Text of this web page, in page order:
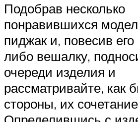
Подобрав несколько
понравившихся
пиджак и, повесив
либо вешалку,
очереди изделия и
рассматривайте, как
стороны, их